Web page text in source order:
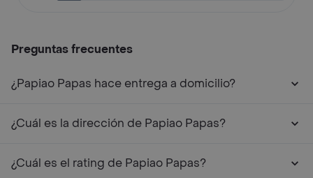
Preguntas frecuentes
¿Papiao Papas hace entrega a domicilio?
¿Cuál es la dirección de Papiao Papas?
¿Cuál es el rating de Papiao Papas?